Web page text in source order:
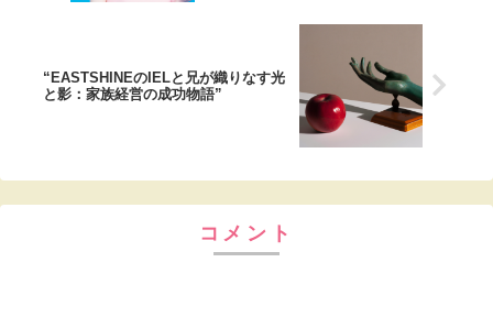
“EASTSHINEのIELと兄が織りなす光
と影：家族経営の成功物語”
コメント